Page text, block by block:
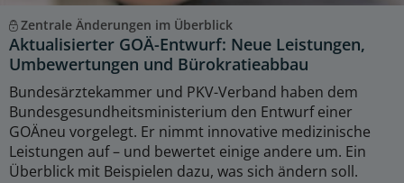
Zentrale Änderungen im Überblick
Aktualisierter GOÄ-Entwurf: Neue Leistungen,
Umbewertungen und Bürokratieabbau
Bundesärztekammer und PKV-Verband haben dem
Bundesgesundheitsministerium den Entwurf einer
GOÄneu vorgelegt. Er nimmt innovative medizinische
Leistungen auf – und bewertet einige andere um. Ein
Überblick mit Beispielen dazu, was sich ändern soll.